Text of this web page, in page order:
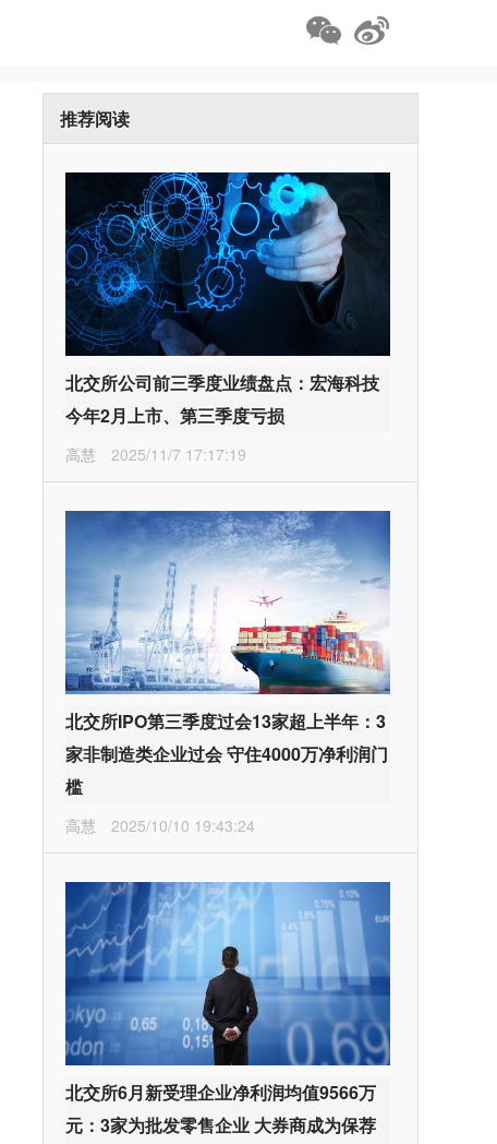
推荐阅读
北交所公司前三季度业绩盘点：宏海科技
今年2月上市、第三季度亏损
高慧 2025/11/7 17:17:19
北交所IPO第三季度过会13家超上半年：3
家非制造类企业过会 守住4000万净利润门
槛
高慧 2025/10/10 19:43:24
北交所6月新受理企业净利润均值9566万
元：3家为批发零售企业 大券商成为保荐